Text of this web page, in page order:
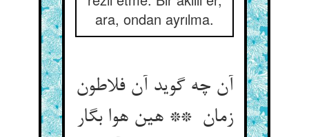
ara, ondan ayrılma.
آن چه گوید آن فلاطون
زمان ** هین هوا بگار